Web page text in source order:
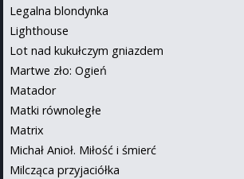
Legalna blondynka
Lighthouse
Lot nad kukułczym gniazdem
Martwe zło: Ogień
Matador
Matki równoległe
Matrix
Michał Anioł. Miłość i śmierć
Milcząca przyjaciółka